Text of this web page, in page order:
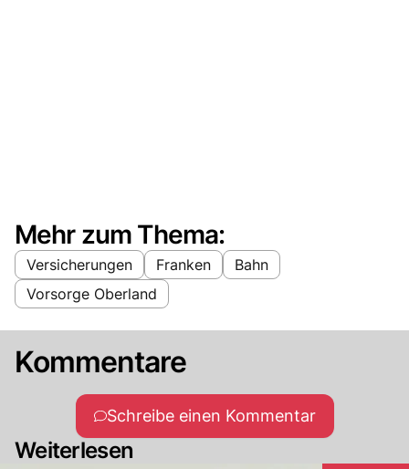
Mehr zum Thema:
Versicherungen Franken
Bahn
Vorsorge Oberland
Kommentare
Schreibe einen Kommentar
Weiterlesen